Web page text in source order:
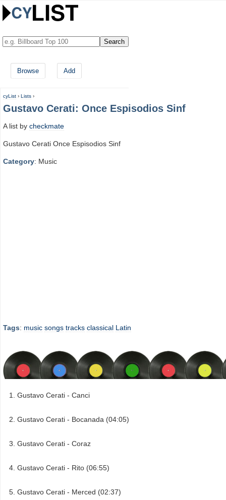
Browse Add
cyList › Lists ›
Gustavo Cerati: Once Espisodios Sinf
A list by checkmate
Gustavo Cerati Once Espisodios Sinf
Category: Music
Tags: music songs tracks classical Latin
Gustavo Cerati - Canci
Gustavo Cerati - Bocanada (04:05)
Gustavo Cerati - Coraz
Gustavo Cerati - Rito (06:55)
Gustavo Cerati - Merced (02:37)